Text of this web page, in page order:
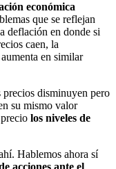
económica
que se reflejan
deflación en donde si
caen, la
en similar
precios disminuyen pero
su mismo valor
los niveles de
Hablemos ahora sí